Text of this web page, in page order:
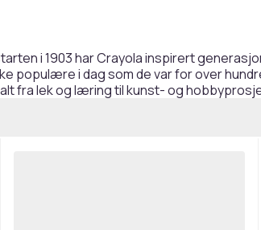
i 1903 har Crayola inspirert
i dag som de var for over
fra lek og læring til kunst- og